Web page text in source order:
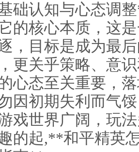
础认知与心态调
的核心本质，这
，目标是成为最
更关乎策略、意
心态至关重要，
因初期失利而气
戏世界广阔，玩
的起,**和平精英